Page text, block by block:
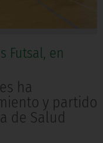
Futsal, en
ha
y partido
de Salud